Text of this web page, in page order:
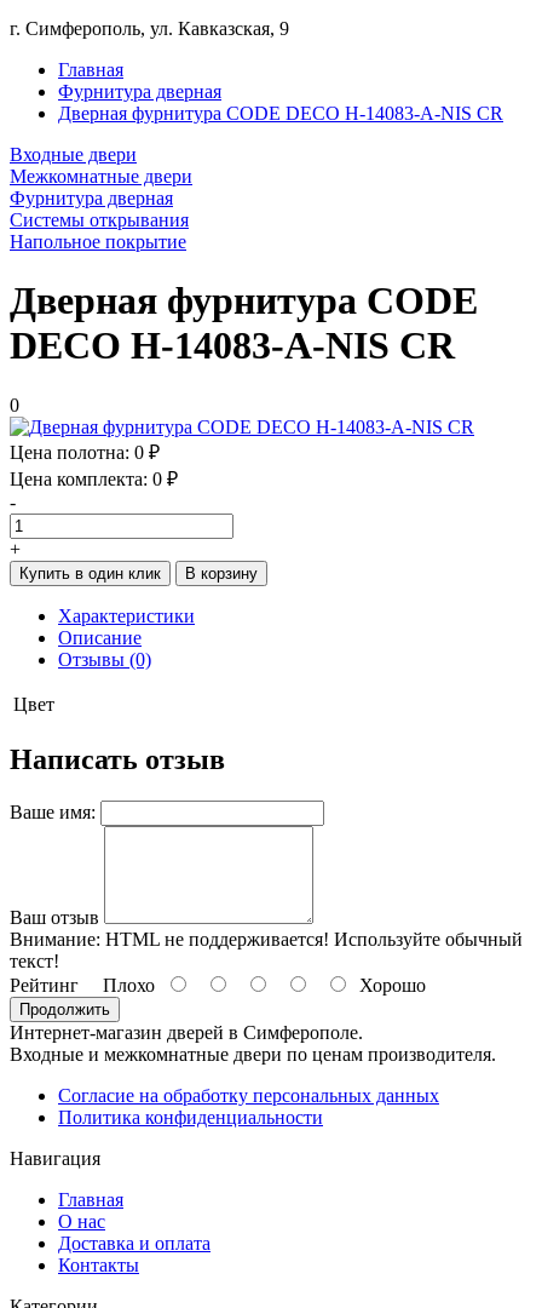
г. Симферополь, ул. Кавказская, 9
Главная
Фурнитура дверная
Дверная фурнитура CODE DECO H-14083-A-NIS CR
Входные двери
Межкомнатные двери
Фурнитура дверная
Системы открывания
Напольное покрытие
Дверная фурнитура CODE
DECO H-14083-A-NIS CR
0
Цена полотна: 0 ₽
Цена комплекта: 0 ₽
-
+
Купить в один клик В корзину
Характеристики
Описание
Отзывы (0)
Цвет
Написать отзыв
Ваше имя:
Ваш отзыв
Внимание: HTML не поддерживается! Используйте обычный
текст!
Рейтинг Плохо Хорошо
Продолжить
Интернет-магазин дверей в Симферополе.
Входные и межкомнатные двери по ценам производителя.
Согласие на обработку персональных данных
Политика конфиденциальности
Навигация
Главная
О нас
Доставка и оплата
Контакты